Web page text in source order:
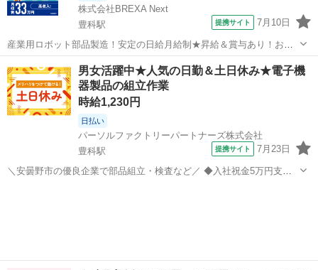
株式会社BREXA Next
豊科駅
提携サイト 7月10日
産業用ロボット部品製造！安定の日給月給制★昇給＆賞与あり！お友
達やカップルとの応募OK！赴任旅費会社負担★送迎あり◎土日祝休み
×年間休日130日！作業着無償貸与★食堂利用可◎《長野県安曇野市》
人気の工場のお仕事 ◇産業用...
安曇野市 豊科駅 その他
男女活躍中★人気の日勤＆土日休み★電子機
器製品の組立作業
時給1,230円
日払い
パーソルファクトリーパートナーズ株式会社
豊科駅
提携サイト 7月23日
＼安曇野市の優良企業で部品組立・検査など／ ◆入社祝金5万円支給